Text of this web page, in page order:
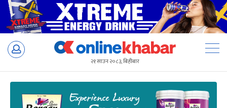
Skip
२१ साउन २०८३, बिहीबार